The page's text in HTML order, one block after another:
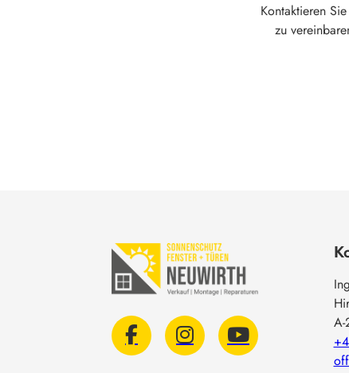
Kontaktieren
zu